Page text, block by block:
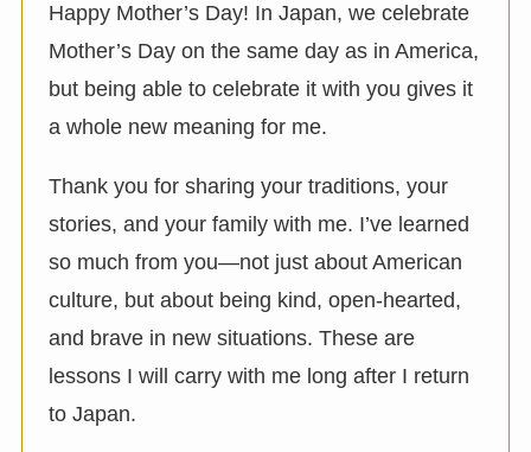
Happy Mother’s Day! In Japan, we celebrate
Mother’s Day on the same day as in America,
but being able to celebrate it with you gives it
a whole new meaning for me.
Thank you for sharing your traditions, your
stories, and your family with me. I’ve learned
so much from you—not just about American
culture, but about being kind, open-hearted,
and brave in new situations. These are
lessons I will carry with me long after I return
to Japan.